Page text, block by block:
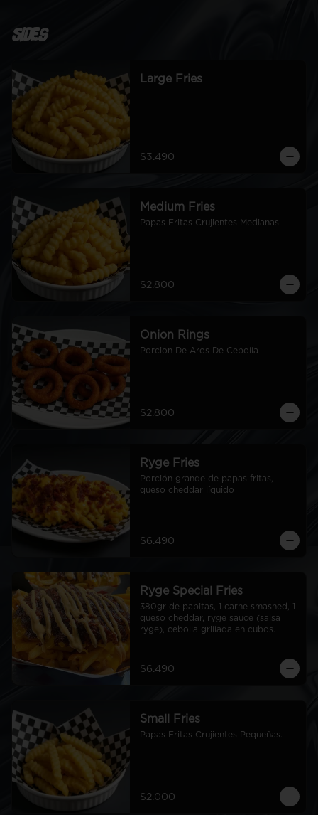
Sides
Large Fries
$3.490
Medium Fries
Papas Fritas Crujientes Medianas
$2.800
Onion Rings
Porcion De Aros De Cebolla
$2.800
Ryge Fries
Porción grande de papas fritas,
queso cheddar líquido
$6.490
Ryge Special Fries
380gr de papitas, 1 carne smashed, 1
queso cheddar, ryge sauce (salsa
ryge), cebolla grillada en cubos.
$6.490
Small Fries
Papas Fritas Crujientes Pequeñas.
$2.000